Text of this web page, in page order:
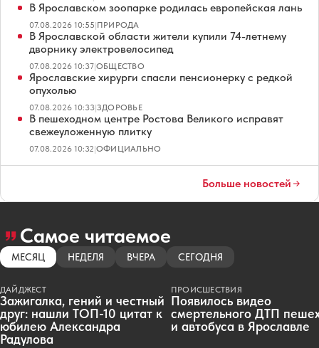
В Ярославском зоопарке родилась европейская лань
07.08.2026 10:55|ПРИРОДА
В Ярославской области жители купили 74-летнему
дворнику электровелосипед
07.08.2026 10:37|ОБЩЕСТВО
Ярославские хирурги спасли пенсионерку с редкой
опухолью
07.08.2026 10:33|ЗДОРОВЬЕ
В пешеходном центре Ростова Великого исправят
свежеуложенную плитку
07.08.2026 10:32|ОФИЦИАЛЬНО
Больше новостей
Самое читаемое
МЕСЯЦ НЕДЕЛЯ ВЧЕРА СЕГОДНЯ
ДАЙДЖЕСТ
Зажигалка, гений и честный
друг: нашли ТОП-10 цитат к
юбилею Александра
Радулова
ПРОИСШЕСТВИЯ
Появилось видео
смертельного ДТП
и автобуса в Ярославле